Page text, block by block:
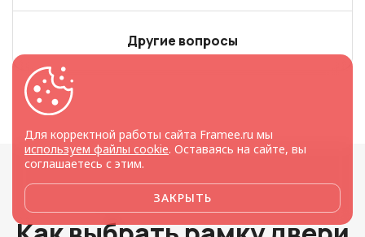
Другие вопросы
Для корректной работы сайта Framee.ru мы
используем файлы cookie. Оставаясь на сайте, вы
соглашаетесь с этим.
ЗАКРЫТЬ